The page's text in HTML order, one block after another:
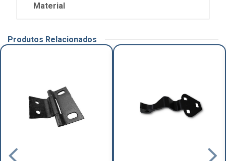
Material
Produtos Relacionados